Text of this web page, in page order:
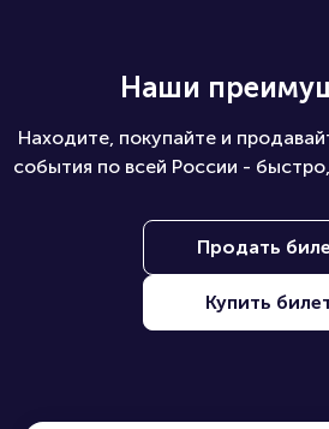
Наши
Находите, покупайте и
события по всей России -
Продать
Купить